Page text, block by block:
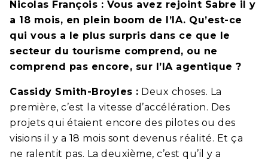
Nicolas François : Vous avez rejoint Sabre il y
a 18 mois, en plein boom de l’IA. Qu’est-ce
qui vous a le plus surpris dans ce que le
secteur du tourisme comprend, ou ne
comprend pas encore, sur l’IA agentique ?
Cassidy Smith-Broyles : Deux choses. La
première, c’est la vitesse d’accélération. Des
projets qui étaient encore des pilotes ou des
visions il y a 18 mois sont devenus réalité. Et ça
ne ralentit pas. La deuxième, c’est qu’il y a